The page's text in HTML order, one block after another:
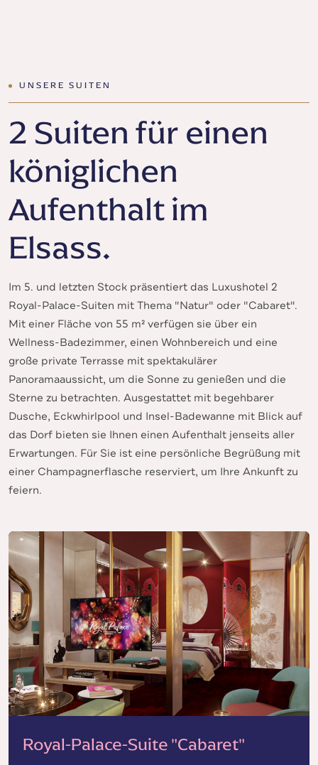
UNSERE SUITEN
2 Suiten für einen
königlichen
Aufenthalt im
Elsass.
Im 5. und letzten Stock präsentiert das Luxushotel 2
Royal-Palace-Suiten mit Thema "Natur" oder "Cabaret".
Mit einer Fläche von 55 m² verfügen sie über ein
Wellness-Badezimmer, einen Wohnbereich und eine
große private Terrasse mit spektakulärer
Panoramaaussicht, um die Sonne zu genießen und die
Sterne zu betrachten. Ausgestattet mit begehbarer
Dusche, Eckwhirlpool und Insel-Badewanne mit Blick auf
das Dorf bieten sie Ihnen einen Aufenthalt jenseits aller
Erwartungen. Für Sie ist eine persönliche Begrüßung mit
einer Champagnerflasche reserviert, um Ihre Ankunft zu
feiern.
Royal-Palace-Suite "Cabaret"